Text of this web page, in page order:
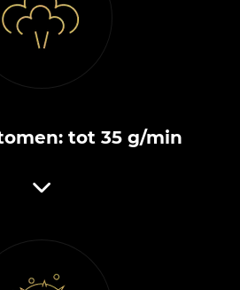
tot 35 g/min